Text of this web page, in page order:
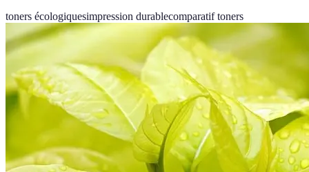
toners écologiquesimpression durablecomparatif toners